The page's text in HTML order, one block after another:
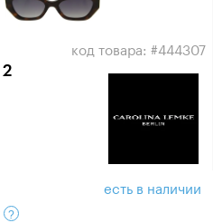
код товара: #444307
есть в наличии